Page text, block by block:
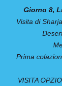
Giorno 8,
Visita di
Prima
VISITA